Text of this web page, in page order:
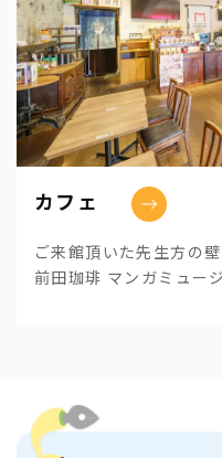
カフェ
ご来館頂いた先生方の
前田珈琲 マンガミュー